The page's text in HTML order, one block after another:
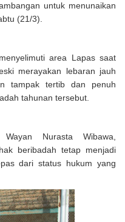
untuk menunaikan
(21/3).
area Lapas saat
merayakan lebaran jauh
tampak tertib dan penuh
tahunan tersebut.
Nurasta Wibawa,
beribadah tetap menjadi
dari status hukum yang